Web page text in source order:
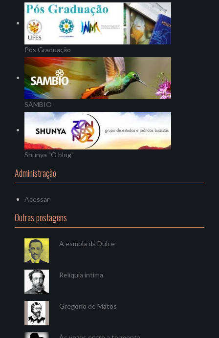
Pós Graduação
SAMBIO
Shunya "O blog"
Administração
Acessar
Outras postagens
A esmola da Dulce
Relíquia intima
Gregório de Matos